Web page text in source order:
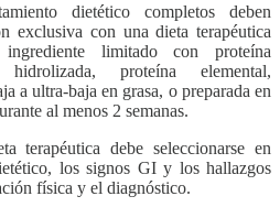
dietético completos deben
exclusiva con una dieta terapéutica
ingrediente limitado con proteína
proteína elemental,
a ultra-baja en grasa, o preparada en
al menos 2 semanas.
terapéutica debe seleccionarse en
los signos GI y los hallazgos
física y el diagnóstico.